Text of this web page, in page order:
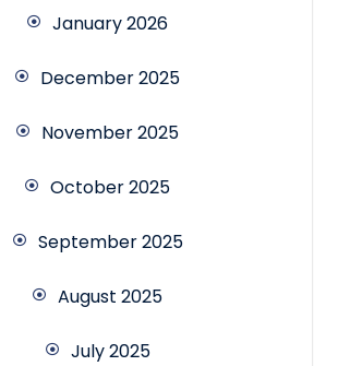
January 2026
December 2025
November 2025
October 2025
September 2025
August 2025
July 2025